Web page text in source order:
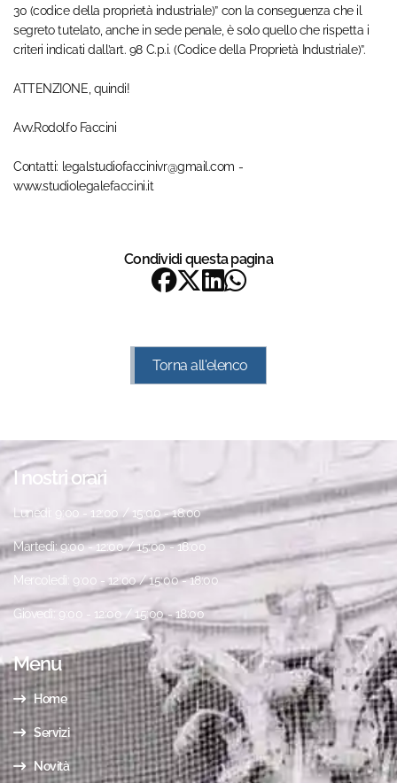
30 (codice della proprietà industriale)” con la conseguenza che il
segreto tutelato, anche in sede penale, è solo quello che rispetta i
criteri indicati dall’art. 98 C.p.i. (Codice della Proprietà Industriale)”.
ATTENZIONE, quindi!
Avv.Rodolfo Faccini
Contatti: legalstudiofaccinivr@gmail.com -
www.studiolegalefaccini.it
Condividi questa pagina
Torna all'elenco
I nostri orari
Lunedì: 9:00 - 12:00 / 15:00 - 18:00
Martedì: 9:00 - 12:00 / 15:00 - 18:00
Mercoledì: 9:00 - 12:00 / 15:00 - 18:00
Giovedì: 9:00 - 12:00 / 15:00 - 18:00
Menu
Home
Servizi
Novità